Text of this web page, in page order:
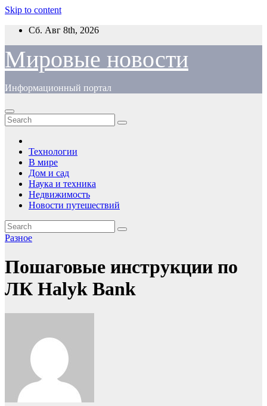
Skip to content
Сб. Авг 8th, 2026
Мировые новости
Информационный портал
Технологии
В мире
Дом и сад
Наука и техника
Недвижимость
Новости путешествий
Разное
Пошаговые инструкции по
ЛК Halyk Bank